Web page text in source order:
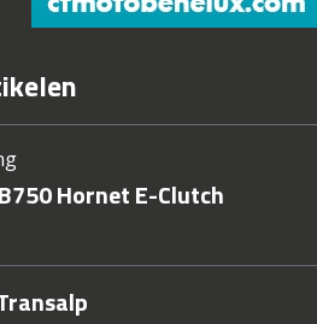
Hornet E-Clutch